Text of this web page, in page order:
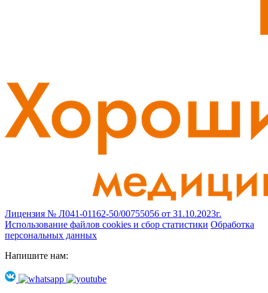
Лицензия № Л041-01162-50/00755056 от 31.10.2023г.
Использование файлов cookies и сбор статистики Обработка
персональных данных
Напишите нам: